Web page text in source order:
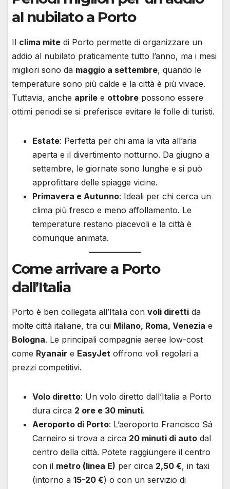
al nubilato a Porto
Il clima mite di Porto permette di organizzare un
addio al nubilato praticamente tutto l’anno, ma i mesi
migliori sono da maggio a settembre, quando le
temperature sono più calde e la città è più vivace.
Tuttavia, anche aprile e ottobre possono essere
ottimi periodi se si preferisce evitare le folle di turisti.
Estate: Perfetta per chi ama la vita all’aria
aperta e il divertimento notturno. Da giugno a
settembre, le giornate sono lunghe e si può
approfittare delle spiagge vicine.
Primavera e Autunno: Ideali per chi cerca un
clima più fresco e meno affollamento. Le
temperature restano piacevoli e la città è
comunque animata.
Come arrivare a Porto
dall’Italia
Porto è ben collegata all’Italia con voli diretti da
molte città italiane, tra cui Milano, Roma, Venezia e
Bologna. Le principali compagnie aeree low-cost
come Ryanair e EasyJet offrono voli regolari a
prezzi competitivi.
Volo diretto: Un volo diretto dall’Italia a Porto
dura circa 2 ore e 30 minuti.
Aeroporto di Porto: L’aeroporto Francisco Sá
Carneiro si trova a circa 20 minuti di auto dal
centro della città. Potete raggiungere il centro
con il metro (linea E) per circa 2,50 €, in taxi
(intorno a 15-20 €) o con un servizio di